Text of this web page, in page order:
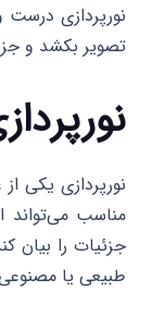
نورپردازی
تصویر بکشد و
نورپردازی یکی
مناسب می‌تواند
جزئیات را بیان
طبیعی یا مصنوعی